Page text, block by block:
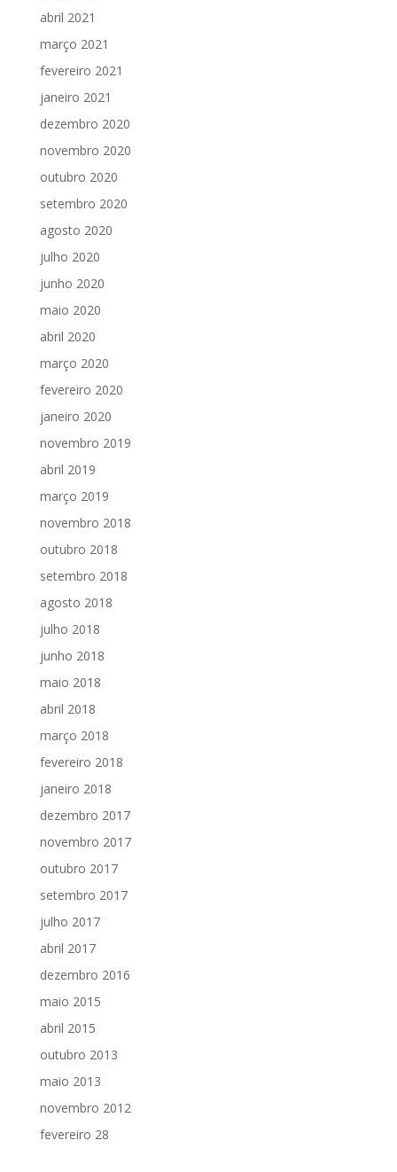
abril 2021
março 2021
fevereiro 2021
janeiro 2021
dezembro 2020
novembro 2020
outubro 2020
setembro 2020
agosto 2020
julho 2020
junho 2020
maio 2020
abril 2020
março 2020
fevereiro 2020
janeiro 2020
novembro 2019
abril 2019
março 2019
novembro 2018
outubro 2018
setembro 2018
agosto 2018
julho 2018
junho 2018
maio 2018
abril 2018
março 2018
fevereiro 2018
janeiro 2018
dezembro 2017
novembro 2017
outubro 2017
setembro 2017
julho 2017
abril 2017
dezembro 2016
maio 2015
abril 2015
outubro 2013
maio 2013
novembro 2012
fevereiro 28